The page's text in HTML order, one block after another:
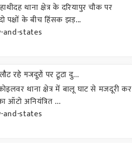
थाना क्षेत्र के दरियापुर चौक पर
पक्षों के बीच हिंसक झड़...
states
रहे मजदूरों पर टूटा दु...
थाना क्षेत्र में बालू घाट से मजदूरी कर
ऑटो अनियंत्रित ...
states